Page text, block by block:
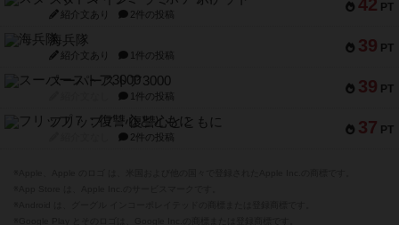
42 PT
紹介文あり 2件の投稿
39 PT
海兵隊
紹介文あり 1件の投稿
39 PT
スーパーストア3000
1件の投稿
37 PT
フリップ７：復讐心とともに
2件の投稿